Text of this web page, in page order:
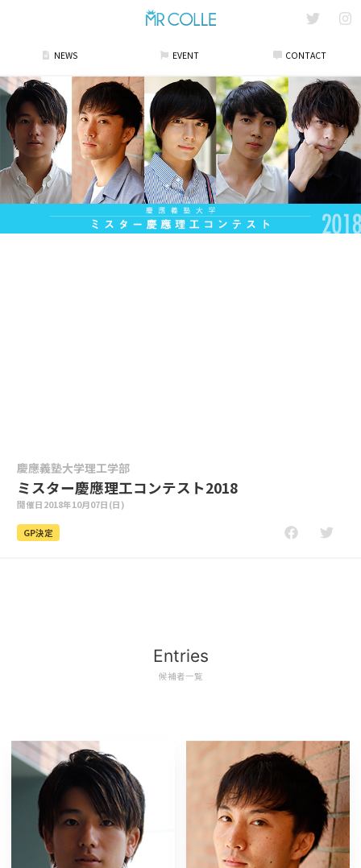
NEWS EVENT CONTACT
慶應義塾大学理工学部
ミスター慶應理工コンテスト2018
開催日 2018年10月07日(日)
GP決定
Entries
候補者一覧